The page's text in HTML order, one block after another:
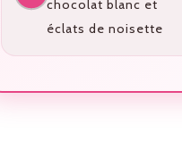
chocolat blanc et
éclats de noisette